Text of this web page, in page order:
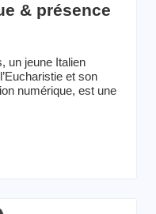
& présence
un jeune Italien
et son
numérique, est une